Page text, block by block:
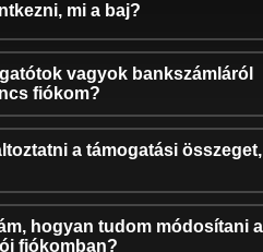
mi a baj?
vagyok bankszámláról
fiókom?
a támogatási összeget,
hogyan tudom módosítani a
fiókomban?